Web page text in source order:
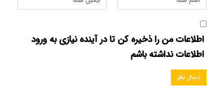
اطلاعات من را ذخیره کن تا در آینده نیازی به ورود
اطلاعات نداشته باشم